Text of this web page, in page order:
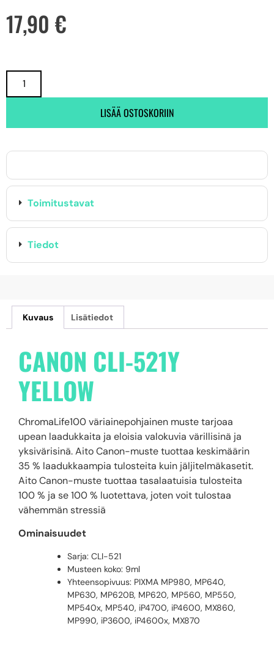
17,90 €
LISÄÄ OSTOSKORIIN
Toimitustavat
Tiedot
Kuvaus Lisätiedot
CANON CLI-521Y
YELLOW
ChromaLife100 väriainepohjainen muste tarjoaa
upean laadukkaita ja eloisia valokuvia värillisinä ja
yksivärisinä. Aito Canon-muste tuottaa keskimäärin
35 % laadukkaampia tulosteita kuin jäljitelmäkasetit.
Aito Canon-muste tuottaa tasalaatuisia tulosteita
100 % ja se 100 % luotettava, joten voit tulostaa
vähemmän stressiä
Ominaisuudet
Sarja: CLI-521
Musteen koko: 9ml
Yhteensopivuus: PIXMA MP980, MP640,
MP630, MP620B, MP620, MP560, MP550,
MP540x, MP540, iP4700, iP4600, MX860,
MP990, iP3600, iP4600x, MX870